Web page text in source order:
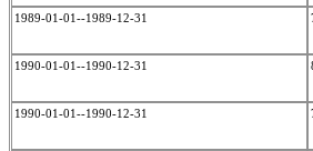
1989-01-01--1989-12-31
1990-01-01--1990-12-31
1990-01-01--1990-12-31